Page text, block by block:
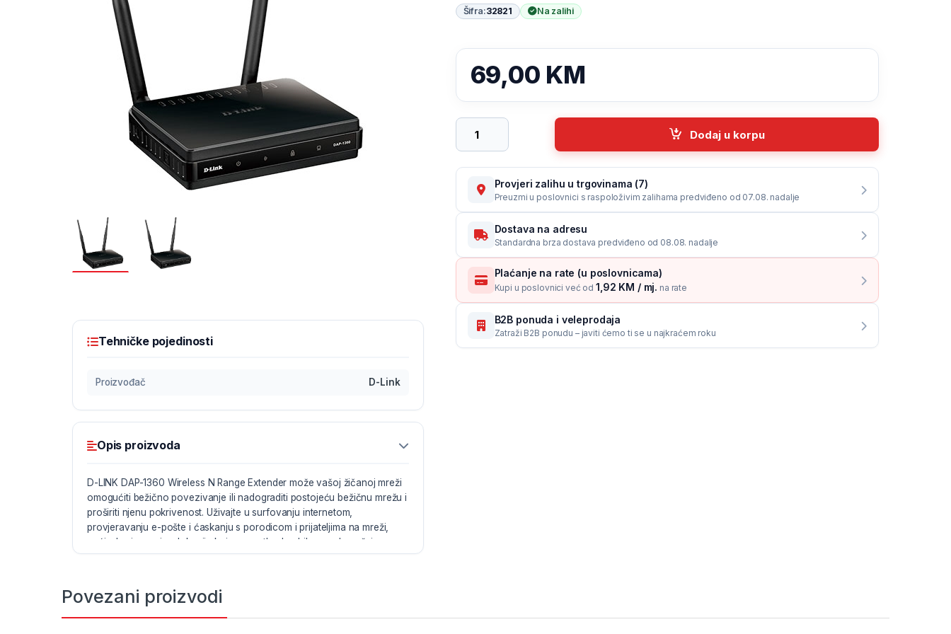
Šifra:32821 Na zalihi
69,00 KM
D-LINK DAP-1360 Wireless N Range Extender quantity
Dodaj u korpu
Provjeri zalihu u trgovinama (7)
Preuzmi u poslovnici s raspoloživim zalihama predviđeno od 07.08. nadalje
Dostava na adresu
Standardna brza dostava predviđeno od 08.08. nadalje
Plaćanje na rate (u poslovnicama)
Kupi u poslovnici već od 1,92 KM / mj. na rate
B2B ponuda i veleprodaja
Zatraži B2B ponudu – javiti ćemo ti se u najkraćem roku
Tehničke pojedinosti
Proizvođač D-Link
Opis proizvoda
D-LINK DAP-1360 Wireless N Range Extender može vašoj žičanoj mreži
omogućiti bežično povezivanje ili nadograditi postojeću bežičnu mrežu i
proširiti njenu pokrivenost. Uživajte u surfovanju internetom,
provjeravanju e-pošte i ćaskanju s porodicom i prijateljima na mreži,
većim brzinama i sa lokacija koje su prethodno bile van domašaja.
DAP-1360 pruža 64/128-bitnu WEP enkripciju i WPA/WPA2 sigurnost
kako bi zaštitio vašu mrežu i bežične podatke. Ovaj uređaj također
Povezani proizvodi